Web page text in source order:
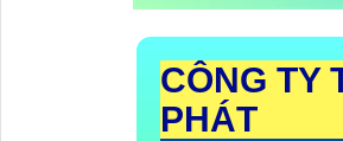
CÔNG TY
PHÁT